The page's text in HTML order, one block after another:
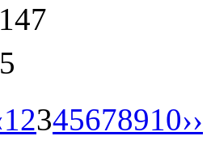
12345678910››